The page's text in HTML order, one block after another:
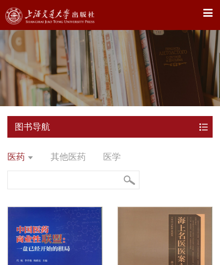
X
图书导航
医药 其他医药 医学